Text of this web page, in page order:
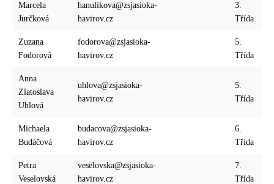
Marcela
Jurčková
hanulikova@zsjasioka-
havirov.cz
3.
Třída
Zuzana
Fodorová
fodorova@zsjasioka-
havirov.cz
5.
Třída
Anna
Zlatoslava
Uhlová
uhlova@zsjasioka-
havirov.cz
5.
Třída
Michaela
Budáčová
budacova@zsjasioka-
havirov.cz
6.
Třída
Petra
Veselovská
veselovska@zsjasioka-
havirov.cz
7.
Třída